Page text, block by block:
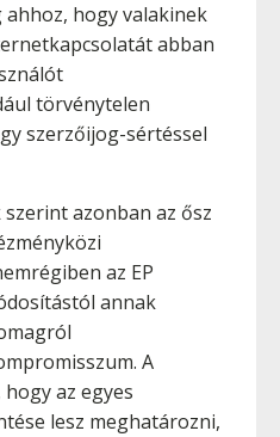
hogy valakinek
abban
törvénytelen
szerzőijog-sértéssel
azonban az ősz
az EP
annak
A
az egyes
lesz meghatározni,